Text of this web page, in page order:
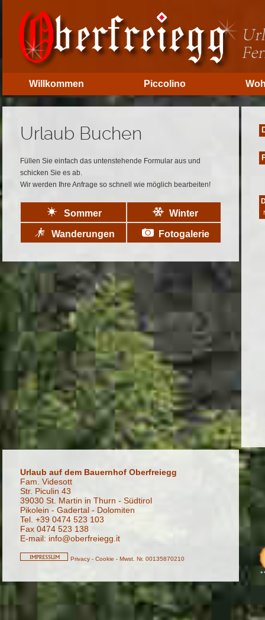
Willkommen Piccolino
Urlaub Buchen
Füllen Sie einfach das untenstehende Formular aus und
schicken Sie es ab.
Wir werden Ihre Anfrage so schnell wie möglich bearbeiten!
Sommer Winter
Wanderungen Fotogalerie
*
Urlaub auf dem Bauernhof Oberfreiegg
Fam. Videsott
Str. Piculin 43
39030 St. Martin in Thurn - Südtirol
Pikolein - Gadertal - Dolomiten
Tel. +39 0474 523 103
Fax 0474 523 138
E-mail: info@oberfreiegg.it
Privacy - Cookie - Mwst. Nr. 00135870210